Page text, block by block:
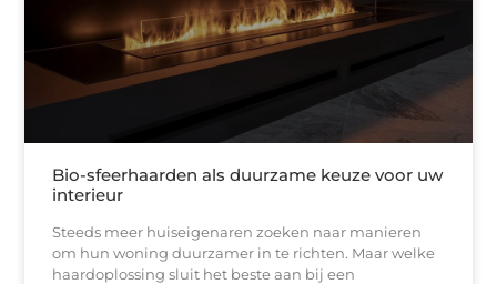
Bio-sfeerhaarden als duurzame keuze voor uw
interieur
Steeds meer huiseigenaren zoeken naar manieren
om hun woning duurzamer in te richten. Maar welke
haardoplossing sluit het beste aan bij een